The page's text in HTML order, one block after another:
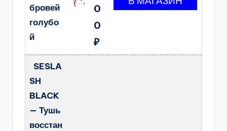
бровей
голубо
й
0
0
₽
SESLA
SH
BLACK
— Тушь
восстан